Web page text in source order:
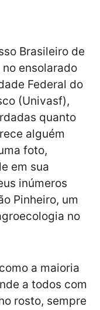
Brasileiro de
ensolarado
Federal do
(Univasf),
quanto
alguém
foto,
em sua
inúmeros
Pinheiro, um
no
a maioria
a todos com
rosto, sempre